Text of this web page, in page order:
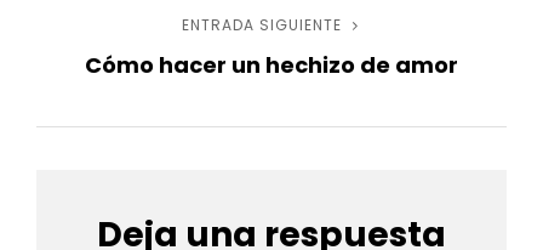
Entrada
siguiente
ENTRADA SIGUIENTE
Cómo hacer un hechizo de amor
Deja una respuesta